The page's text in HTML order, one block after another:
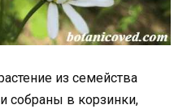
из семейства
собраны в корзинки,